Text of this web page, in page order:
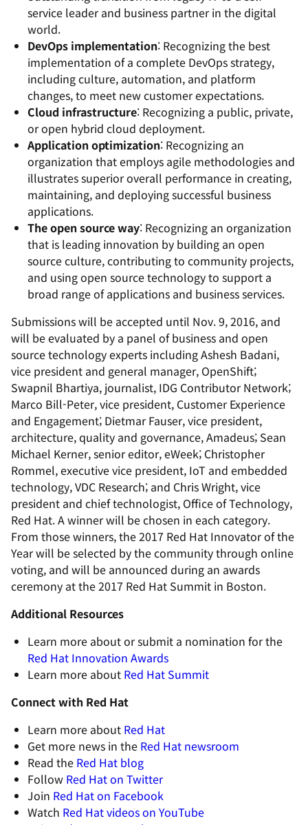
service leader and business partner in the digital
world.
DevOps implementation: Recognizing the best
implementation of a complete DevOps strategy,
including culture, automation, and platform
changes, to meet new customer expectations.
Cloud infrastructure: Recognizing a public, private,
or open hybrid cloud deployment.
Application optimization: Recognizing an
organization that employs agile methodologies and
illustrates superior overall performance in creating,
maintaining, and deploying successful business
applications.
The open source way: Recognizing an organization
that is leading innovation by building an open
source culture, contributing to community projects,
and using open source technology to support a
broad range of applications and business services.
Submissions will be accepted until Nov. 9, 2016, and
will be evaluated by a panel of business and open
source technology experts including Ashesh Badani,
vice president and general manager, OpenShift;
Swapnil Bhartiya, journalist, IDG Contributor Network;
Marco Bill-Peter, vice president, Customer Experience
and Engagement; Dietmar Fauser, vice president,
architecture, quality and governance, Amadeus; Sean
Michael Kerner, senior editor, eWeek; Christopher
Rommel, executive vice president, IoT and embedded
technology, VDC Research; and Chris Wright, vice
president and chief technologist, Office of Technology,
Red Hat. A winner will be chosen in each category.
From those winners, the 2017 Red Hat Innovator of the
Year will be selected by the community through online
voting, and will be announced during an awards
ceremony at the 2017 Red Hat Summit in Boston.
Additional Resources
Learn more about or submit a nomination for the
Red Hat Innovation Awards
Learn more about Red Hat Summit
Connect with Red Hat
Learn more about Red Hat
Get more news in the Red Hat newsroom
Read the Red Hat blog
Follow Red Hat on Twitter
Join Red Hat on Facebook
Watch Red Hat videos on YouTube